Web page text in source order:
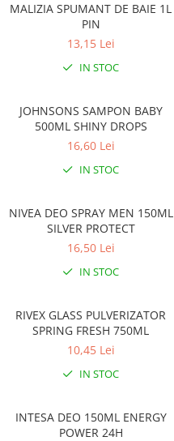
MALIZIA SPUMANT DE BAIE 1L
PIN
13,15 Lei
IN STOC
JOHNSONS SAMPON BABY
500ML SHINY DROPS
16,60 Lei
IN STOC
NIVEA DEO SPRAY MEN 150ML
SILVER PROTECT
16,50 Lei
IN STOC
RIVEX GLASS PULVERIZATOR
SPRING FRESH 750ML
10,45 Lei
IN STOC
INTESA DEO 150ML ENERGY
POWER 24H